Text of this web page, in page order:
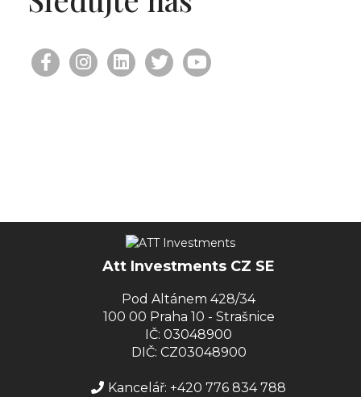
Att Investments CZ SE
Pod Altánem 428/34
100 00 Praha 10 - Strašnice
IČ: 03048900
DIČ: CZ03048900
Kancelář: +420 776 834 788